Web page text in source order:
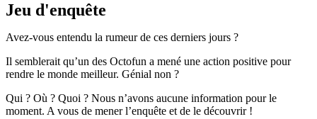
Jeu d'enquête
Avez-vous entendu la rumeur de ces derniers jours ?
Il semblerait qu’un des Octofun a mené une action positive pour
rendre le monde meilleur. Génial non ?
Qui ? Où ? Quoi ? Nous n’avons aucune information pour le
moment. A vous de mener l’enquête et de le découvrir !